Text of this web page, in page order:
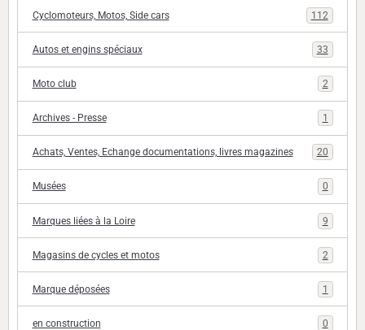
Cyclomoteurs, Motos, Side cars 112
Autos et engins spéciaux 33
Moto club 2
Archives - Presse 1
Achats, Ventes, Echange documentations, livres magazines 20
Musées 0
Marques liées à la Loire 9
Magasins de cycles et motos 2
Marque déposées 1
en construction 0